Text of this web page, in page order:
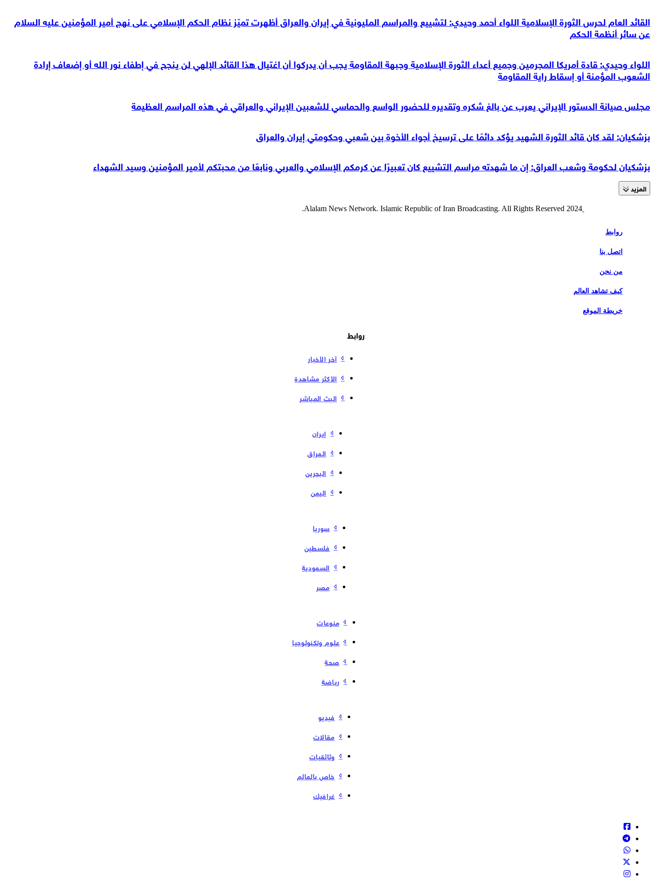
القائد العام لحرس الثورة الإسلامية اللواء أحمد وحيدي: لتشييع والمراسم المليونية في إيران والعراق أظهرت تميّز نظام الحكم الإسلامي على نهج أمير المؤمنين عليه السلام
عن سائر أنظمة الحكم
اللواء وحيدي: قادة أمريكا المجرمين وجميع أعداء الثورة الإسلامية وجبهة المقاومة يجب أن يدركوا أن اغتيال هذا القائد الإلهي لن ينجح في إطفاء نور الله أو إضعاف إرادة
الشعوب المؤمنة أو إسقاط راية المقاومة
مجلس صيانة الدستور الإيراني يعرب عن بالغ شكره وتقديره للحضور الواسع والحماسي للشعبين الإيراني والعراقي في هذه المراسم العظيمة
بزشكيان: لقد كان قائد الثورة الشهيد يؤكد دائمًا على ترسيخ أجواء الأخوة بين شعبي وحكومتي إيران والعراق
بزشكيان لحكومة وشعب العراق: إن ما شهدته مراسم التشييع كان تعبيرًا عن كرمكم الإسلامي والعربي ونابعًا من محبتكم لأمير المؤمنين وسيد الشهداء
المزید
2024 Alalam News Network. Islamic Republic of Iran Broadcasting. All Rights Reserved.
روابط
اتصل بنا
من نحن
كيف تشاهد العالم
خريطة الموقع
روابط
آخر الأخبار
الأكثر مشاهدة
البث المباشر
إیران
العراق
البحرین
الیمن
سوریا
فلسطین
السعودية
مصر
منوعات
علوم وتكنولوجيا
صحة
رياضة
فیدیو
مقالات
وثائقيات
خاص بالعالم
غرافيك